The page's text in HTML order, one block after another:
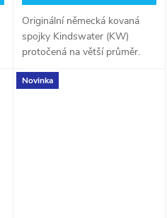
Originální německá kovaná
spojky Kindswater (KW)
protočená na větší průměr.
odlévány ve stejné slévárně
Novinka